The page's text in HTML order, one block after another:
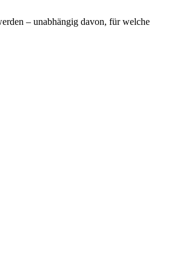
– unabhängig davon, für welche